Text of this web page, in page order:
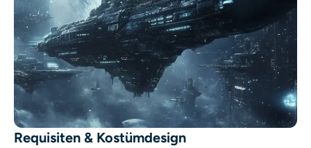
Requisiten & Kostümdesign